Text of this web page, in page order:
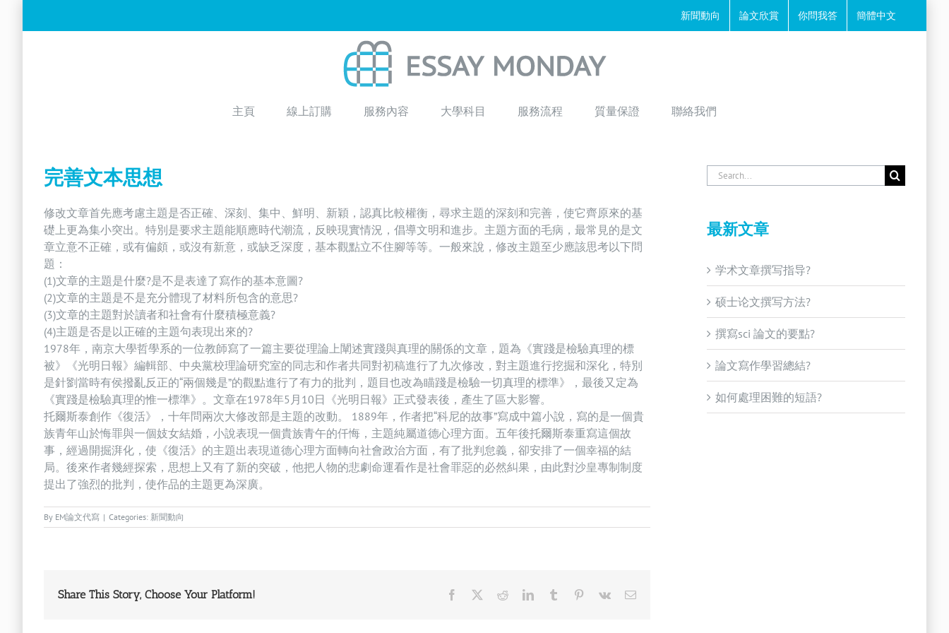
新聞動向 論文欣賞 你問我答 簡體中文
主頁 線上訂購 服務內容 大學科目 服務流程 質量保證 聯絡我們
完善文本思想
修改文章首先應考慮主題是否正確、深刻、集中、鮮明、新穎，認真比較權衡，尋求主題的深刻和完善，使它齊原來的基
礎上更為集小突出。特別是要求主題能順應時代潮流，反映現實情況，倡導文明和進步。主題方面的毛病，最常見的是文
章立意不正確，或有偏頗，或沒有新意，或缺乏深度，基本觀點立不住腳等等。一般來說，修改主題至少應該思考以下問
題：
(1)文章的主題是什麼?是不是表達了寫作的基本意圖?
(2)文章的主題是不是充分體現了材料所包含的意思?
(3)文章的主題對於讀者和社會有什麼積極意義?
(4)主題是否是以正確的主題句表現出來的?
1978年，南京大學哲學系的一位教師寫了一篇主要從理論上闡述實踐與真理的關係的文章，題為《實踐是檢驗真理的標
被》《光明日報》編輯部、中央黨校理論研究室的同志和作者共同對初稿進行了九次修改，對主題進行挖掘和​​深化，特別
是針劉當時有侯撥亂反正的“兩個幾是”的觀點進行了有力的批判，題目也改為瞄踐是檢驗一切真理的標準》，最後又定為
《實踐是檢驗真理的惟一標準》。文章在1978年5月10日《光明日報》正式發表後，產生了區大影響。
托爾斯泰創作《復活》，十年問兩次大修改部是主題的改動。 1889年，作者把“科尼的故事”寫成中篇小說，寫的是一個貴
族青年山於悔罪與一個妓女結婚，小說表現一個貴族青午的仟悔，主題純屬道德心理方面。五年後托爾斯泰重寫這個故
事，經過開掘湃化，使《復活》的主題出表現道德心理方面轉向社會政治方面，有了批判怠義，卻安排了一個幸福的結
局。後來作者幾經探索，思想上又有了新的突破，他把人物的悲劇命運看作是社會罪惡的必然糾果，由此對沙皇專制制度
提出了強烈的批判，使作品的主題更為深廣。
By EM論文代寫 | Categories: 新聞動向
Share This Story, Choose Your Platform! Facebook RedditLinkedInTumblr Pinterest
Vk Email
Search
for:
最新文章
学术文章撰写指导?
硕士论文撰写方法?
撰寫sci 論文的要點?
論文寫作學習總結?
如何處理困難的短語?